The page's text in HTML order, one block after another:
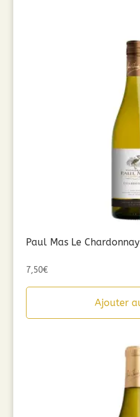
Paul Mas Le
7,50€
Ajouter